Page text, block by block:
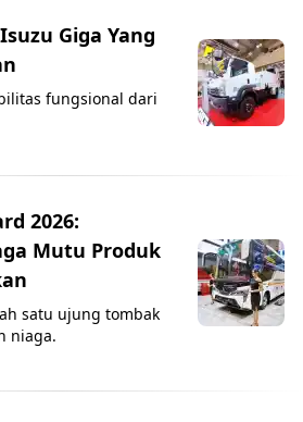
Giga Yang
fungsional dari
2026:
Mutu Produk
satu ujung tombak
niaga.